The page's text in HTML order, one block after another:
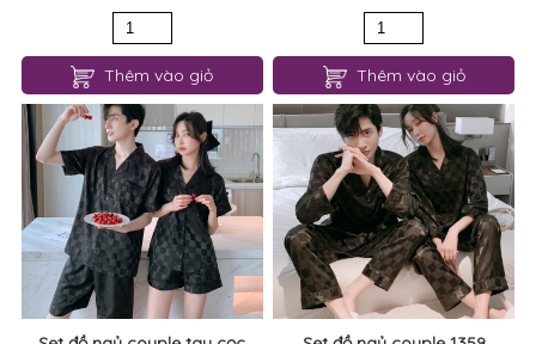
Thêm vào giỏ Thêm vào giỏ